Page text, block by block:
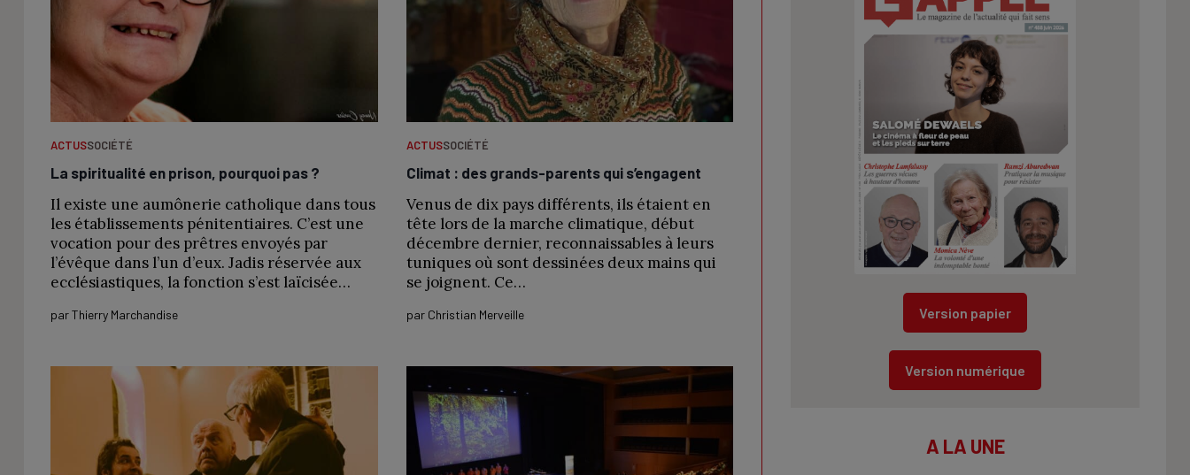
ACTUSSOCIÉTÉ
La spiritualité en prison, pourquoi pas ?
Il existe une aumônerie catholique dans tous
les établissements pénitentiaires. C’est une
vocation pour des prêtres envoyés par
l’évêque dans l’un d’eux. Jadis réservée aux
ecclésiastiques, la fonction s’est laïcisée…
parThierry Marchandise
ACTUSSOCIÉTÉ
Climat : des grands-parents qui s’engagent
Venus de dix pays différents, ils étaient en
tête lors de la marche climatique, début
décembre dernier, reconnaissables à leurs
tuniques où sont dessinées deux mains qui
se joignent. Ce…
par Christian Merveille Version papier
Version numérique
A LA UNE